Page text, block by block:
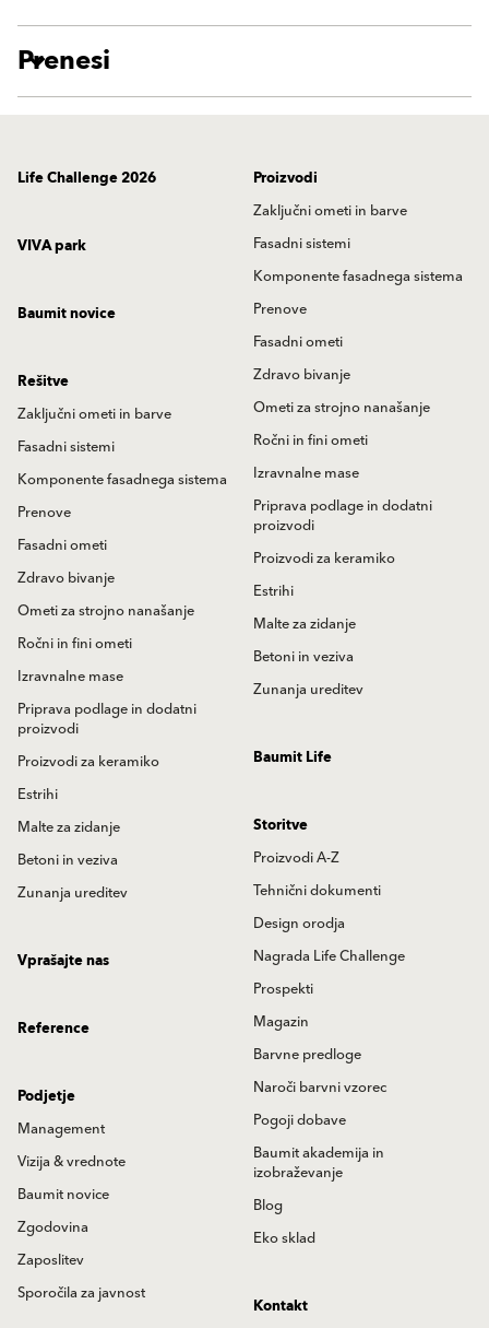
Prenesi
Life Challenge 2026
Proizvodi
Zaključni ometi in barve
Fasadni sistemi
Komponente fasadnega sistema
Prenove
Fasadni ometi
Zdravo bivanje
Ometi za strojno nanašanje
Ročni in fini ometi
Izravnalne mase
Priprava podlage in dodatni
proizvodi
Proizvodi za keramiko
Estrihi
Malte za zidanje
Betoni in veziva
Zunanja ureditev
VIVA park
Baumit novice
Rešitve
Zaključni ometi in barve
Fasadni sistemi
Komponente fasadnega sistema
Prenove
Fasadni ometi
Zdravo bivanje
Ometi za strojno nanašanje
Ročni in fini ometi
Izravnalne mase
Priprava podlage in dodatni
proizvodi
Proizvodi za keramiko
Estrihi
Malte za zidanje
Betoni in veziva
Zunanja ureditev
Baumit Life
Storitve
Proizvodi A-Z
Tehnični dokumenti
Design orodja
Nagrada Life Challenge
Prospekti
Magazin
Barvne predloge
Naroči barvni vzorec
Pogoji dobave
Baumit akademija in
izobraževanje
Blog
Eko sklad
Vprašajte nas
Reference
Podjetje
Management
Vizija & vrednote
Baumit novice
Zgodovina
Zaposlitev
Sporočila za javnost
Kontakt